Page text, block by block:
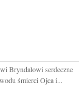
Bryndalowi serdeczne
śmierci Ojca i...